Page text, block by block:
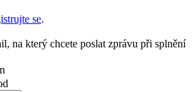
se.
na který chcete poslat zprávu při splnění